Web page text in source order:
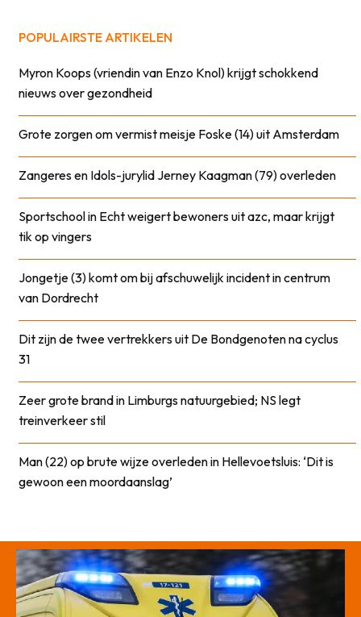
POPULAIRSTE ARTIKELEN
Myron Koops (vriendin van Enzo Knol) krijgt schokkend
nieuws over gezondheid
Grote zorgen om vermist meisje Foske (14) uit Amsterdam
Zangeres en Idols-jurylid Jerney Kaagman (79) overleden
Sportschool in Echt weigert bewoners uit azc, maar krijgt
tik op vingers
Jongetje (3) komt om bij afschuwelijk incident in centrum
van Dordrecht
Dit zijn de twee vertrekkers uit De Bondgenoten na cyclus
31
Zeer grote brand in Limburgs natuurgebied; NS legt
treinverkeer stil
Man (22) op brute wijze overleden in Hellevoetsluis: ‘Dit is
gewoon een moordaanslag’